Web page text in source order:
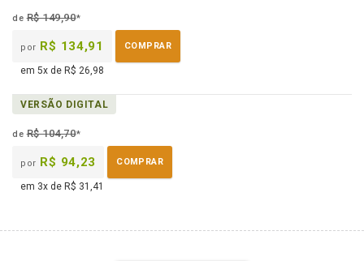
deR$ 149,90*
por R$ 134,91 COMPRAR
em 5x de R$ 26,98
VERSÃO DIGITAL
deR$ 104,70*
por R$ 94,23 COMPRAR
em 3x de R$ 31,41